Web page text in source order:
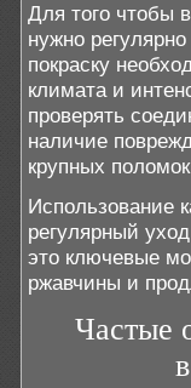
Для того чтобы
нужно
покраску
климата и
проверять
наличие
крупных
Использование
регулярный
это ключевые
ржавчины и
Частые